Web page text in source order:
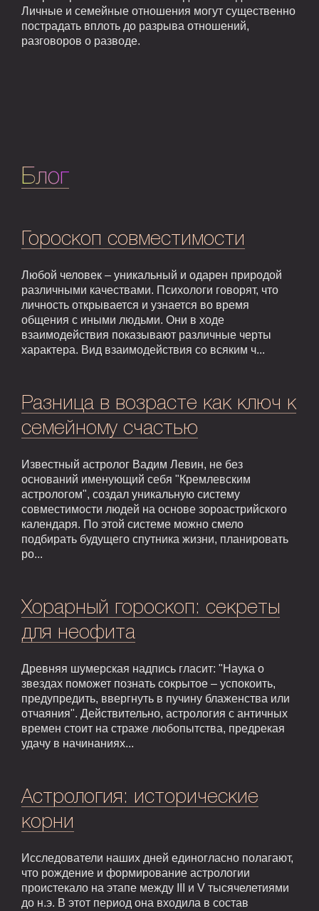
Личные и семейные отношения могут существенно
пострадать вплоть до разрыва отношений,
разговоров о разводе.
Блог
Гороскоп совместимости
Любой человек – уникальный и одарен природой
различными качествами. Психологи говорят, что
личность открывается и узнается во время
общения с иными людьми. Они в ходе
взаимодействия показывают различные черты
характера. Вид взаимодействия со всяким ч...
Разница в возрасте как ключ к
семейному счастью
Известный астролог Вадим Левин, не без
оснований именующий себя "Кремлевским
астрологом", создал уникальную систему
совместимости людей на основе зороастрийского
календаря. По этой системе можно смело
подбирать будущего спутника жизни, планировать
ро...
Хорарный гороскоп: секреты
для неофита
Древняя шумерская надпись гласит: "Наука о
звездах поможет познать сокрытое – успокоить,
предупредить, ввергнуть в пучину блаженства или
отчаяния". Действительно, астрология с античных
времен стоит на страже любопытства, предрекая
удачу в начинаниях...
Астрология: исторические
корни
Исследователи наших дней единогласно полагают,
что рождение и формирование астрологии
проистекало на этапе между III и V тысячелетиями
до н.э. В этот период она входила в состав